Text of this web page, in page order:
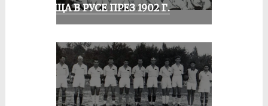
СРЕЩА В РУСЕ ПРЕЗ 1902 Г.